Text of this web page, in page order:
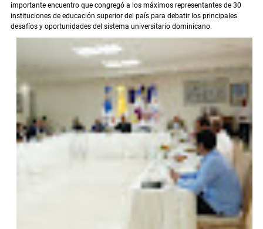
importante encuentro que congregó a los máximos representantes de 30
instituciones de educación superior del país para debatir los principales
desafíos y oportunidades del sistema universitario dominicano.